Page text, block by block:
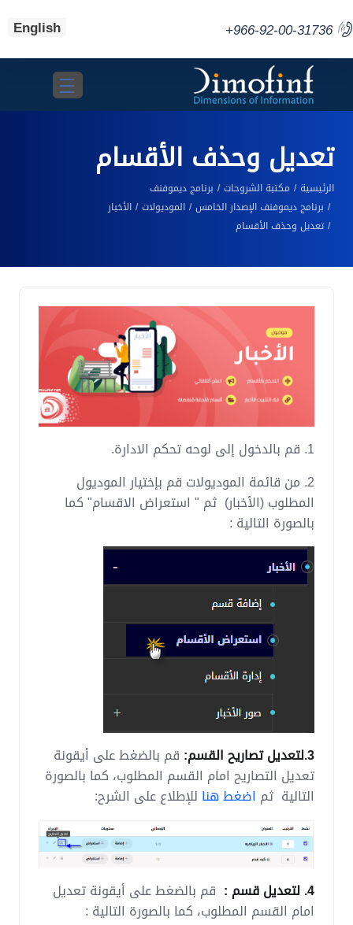
+966-92-00-31736
English
Toggle navigation
تعديل وحذف الأقسام
الرئيسية مكتبة الشروحات
برنامج ديموفنف
برنامج ديموفنف الإصدار الخامس الموديولات الأخبار
تعديل وحذف الأقسام
1. قم بالدخول إلى لوحه تحكم الادارة.
2. من قائمة الموديولات قم بإختيار الموديول
المطلوب (الأخبار) ثم " استعراض الاقسام" كما
بالصورة التالية :
3.لتعديل تصاريح القسم:
قم بالضغط على أيقونة
تعديل التصاريح امام القسم المطلوب، كما بالصورة
التالية ثم اضغط هنا للإطلاع على الشرح:
4. لتعديل قسم :
قم بالضغط على أيقونة تعديل
امام القسم المطلوب، كما بالصورة التالية :